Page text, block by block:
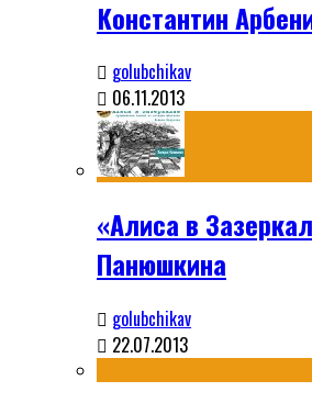
Константин
golubchikav
06.11.2013
«Алиса в
Панюшкина
golubchikav
22.07.2013